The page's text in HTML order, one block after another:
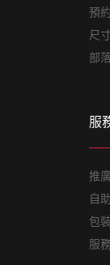
預
尺
部
服
推廣
自
包
服